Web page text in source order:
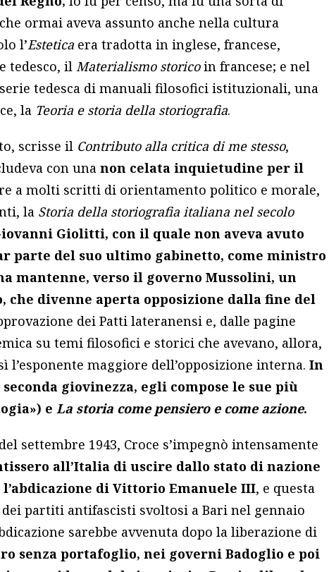
ormai aveva assunto anche nella cultura
l’Estetica era tradotta in inglese, francese,
tedesco, il Materialismo storicoin francese; e nel
tedesca di manuali filosofici istituzionali, una
la Teoria e storia della storiografia.
scrisse il Contributo alla critica di me stesso,
con unanon celata inquietudine per il
a molti scritti di orientamento politico e morale,
la Storia della storiografia italiana nel secolo
Giolitti, con il quale non aveva avuto
parte del suo ultimo gabinetto, come ministro
mantenne, verso il governo Mussolini, un
divenne aperta opposizione dalla fine del
dei Patti lateranensi e, dalle pagine
su temi filosofici e storici che avevano, allora,
l’esponente maggiore dell’opposizione interna.In
giovinezza, egli compose le sue più
e La storia come pensiero e come azione.
settembre 1943, Croce s’impegnò intensamente
all’Italia di uscire dallo stato di nazione
l’abdicazione di Vittorio Emanuele III, e questa
partiti antifascisti svoltosi a Bari nel gennaio
sarebbe avvenuta dopo la liberazione di
senza portafoglio, nei governi Badoglio e poi